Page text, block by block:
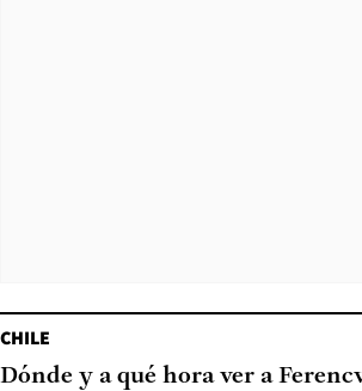
CHILE
Dónde y a qué hora ver a